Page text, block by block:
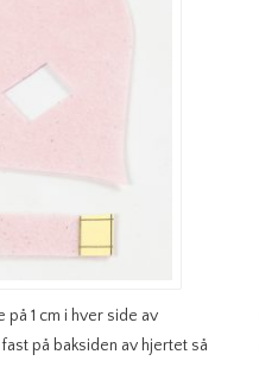
1 cm i hver side av
på baksiden av hjertet så